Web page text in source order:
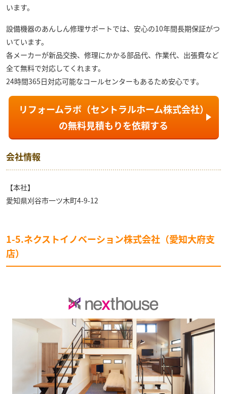
います。
設備機器のあんしん修理サポートでは、安心の10年間長期保証がつ
いています。
各メーカーが新品交換、修理にかかる部品代、作業代、出張費など
全て無料で対応してくれます。
24時間365日対応可能なコールセンターもあるため安心です。
リフォームラボ（セントラルホーム株式会社）
の無料見積もりを依頼する
会社情報
【本社】
愛知県刈谷市一ツ木町4-9-12
1-5.ネクストイノベーション株式会社（愛知大府支
店）